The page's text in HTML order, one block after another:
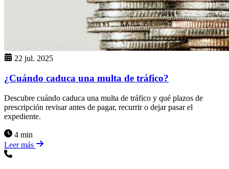
22 jul. 2025
¿Cuándo caduca una multa de tráfico?
Descubre cuándo caduca una multa de tráfico y qué plazos de
prescripción revisar antes de pagar, recurrir o dejar pasar el
expediente.
4 min
Leer más